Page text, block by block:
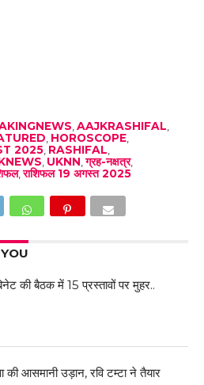
AAJKRASHIFAL
HOROSCOPE,
2025, RASHIFAL
UKNN ,ग्रह-नक्षत्र,
,राशिफल 19 अगस्त 2025
की बैठक में 15 प्रस्तावों पर मुहर..
की आसमानी उड़ान, रवि टम्टा ने तैयार